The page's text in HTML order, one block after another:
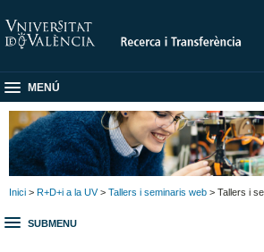
MENÚ
Inici > R+D+i a la UV> Tallers i seminaris web > Tallers i
SUBMENU